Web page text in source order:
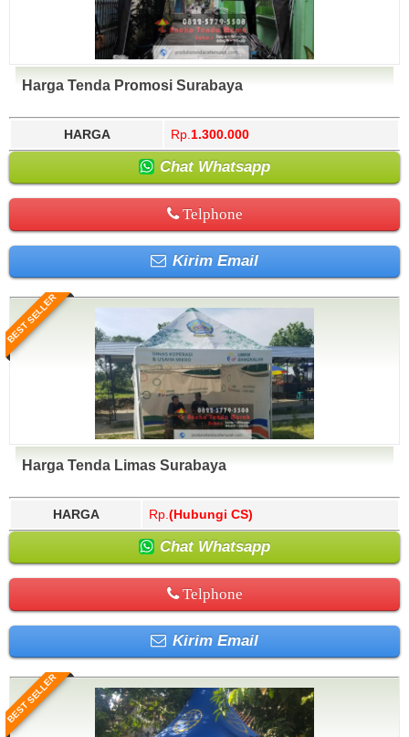
Harga Tenda Promosi Surabaya
HARGA Rp. 1.300.000
Chat Whatsapp
Telphone
Kirim Email
BEST SELLER
Harga Tenda Limas Surabaya
HARGA Rp. (Hubungi CS)
Chat Whatsapp
Telphone
Kirim Email
BEST SELLER